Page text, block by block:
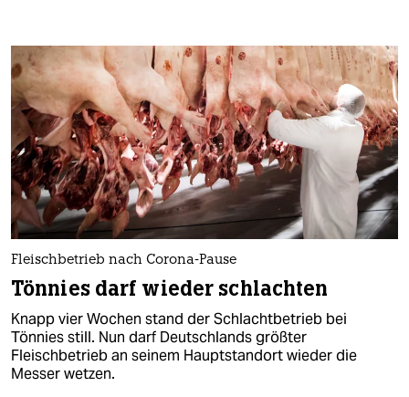
Fleischbetrieb nach Corona-Pause
Tönnies darf wieder schlachten
Knapp vier Wochen stand der Schlachtbetrieb bei
Tönnies still. Nun darf Deutschlands größter
Fleischbetrieb an seinem Hauptstandort wieder die
Messer wetzen.